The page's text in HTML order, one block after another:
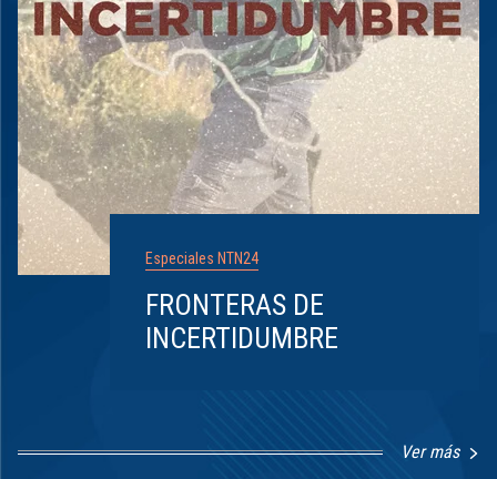
Especiales NTN24
FRONTERAS DE
INCERTIDUMBRE
Ver más